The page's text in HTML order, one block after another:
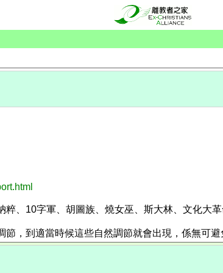
、10字軍、胡圖族、燒女巫、斯大林、文化大革
，到適當時候這些自然調節就會出現，係無可